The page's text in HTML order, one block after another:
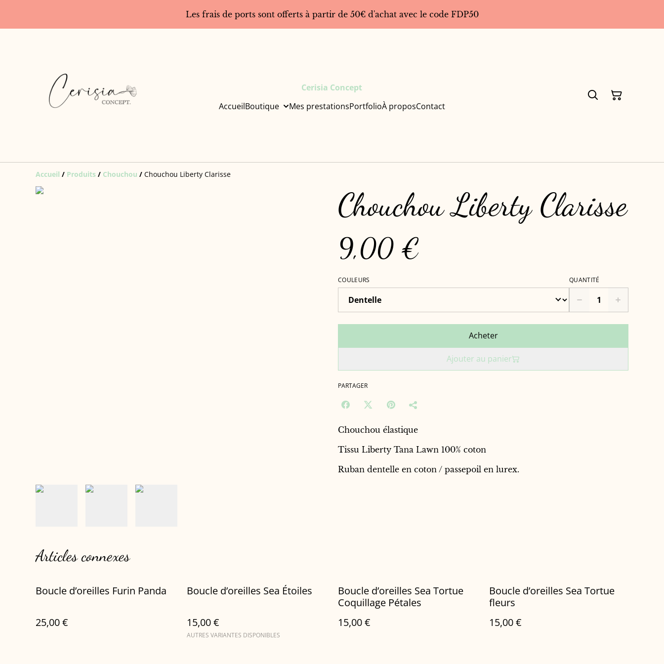
Les frais de ports sont offerts à partir de 50€ d'achat avec le code FDP50
Cerisia Concept
AccueilBoutique Mes prestationsPortfolioÀ proposContact
Accueil / Produits / Chouchou / Chouchou Liberty Clarisse
Chouchou Liberty Clarisse
9,00 €
COULEURS QUANTITÉ
Acheter
Ajouter au panier
PARTAGER
Chouchou élastique
Tissu Liberty Tana Lawn 100% coton
Ruban dentelle en coton / passepoil en lurex.
Articles connexes
Boucle d’oreilles Furin Panda
25,00 €
Boucle d’oreilles Sea Étoiles
15,00 €
AUTRES VARIANTES DISPONIBLES
Boucle d’oreilles Sea Tortue
Coquillage Pétales
15,00 €
Boucle d’oreilles Sea Tortue
fleurs
15,00 €